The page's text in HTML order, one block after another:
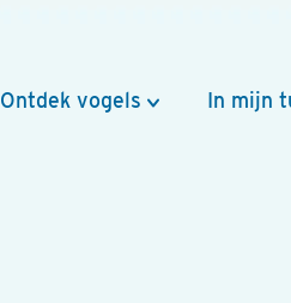
Ontdek vogels In mijn